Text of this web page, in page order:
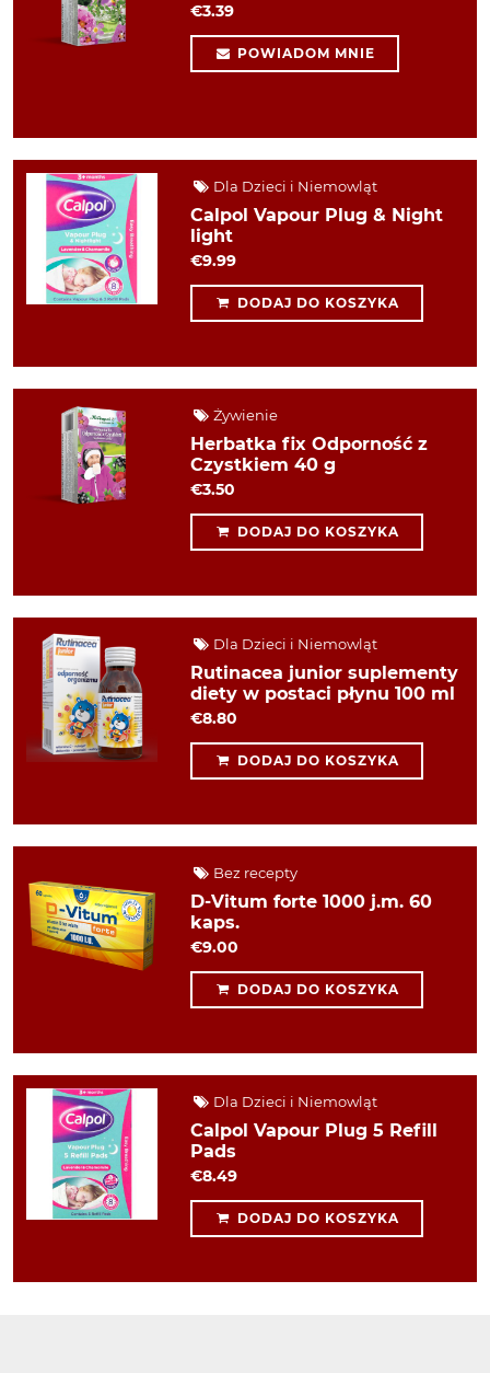
€3.39
POWIADOM MNIE
Dla Dzieci i Niemowląt
Calpol Vapour Plug & Night
light
€9.99
DODAJ DO KOSZYKA
Żywienie
Herbatka fix Odporność z
Czystkiem 40 g
€3.50
DODAJ DO KOSZYKA
Dla Dzieci i Niemowląt
Rutinacea junior suplementy
diety w postaci płynu 100 ml
€8.80
DODAJ DO KOSZYKA
Bez recepty
D-Vitum forte 1000 j.m. 60
kaps.
€9.00
DODAJ DO KOSZYKA
Dla Dzieci i Niemowląt
Calpol Vapour Plug 5 Refill
Pads
€8.49
DODAJ DO KOSZYKA